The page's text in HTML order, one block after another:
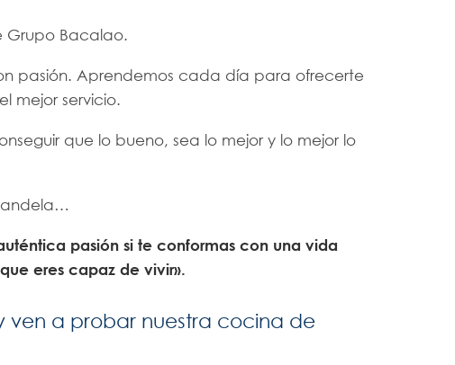
Grupo Bacalao.
pasión. Aprendemos cada día para ofrecerte
mejor servicio.
que lo bueno, sea lo mejor y lo mejor lo
pasión si te conformas con una vida
eres capaz de vivir».
ven a probar nuestra cocina de